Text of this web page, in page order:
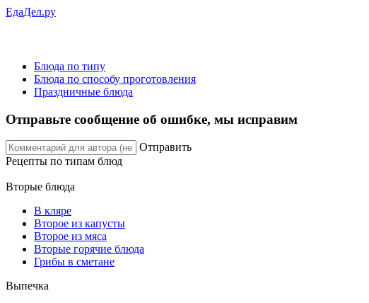
ЕдаДел.ру
Блюда по типу
Блюда по способу проготовления
Праздничные блюда
Отправьте сообщение об ошибке, мы исправим
Отправить
Рецепты по типам блюд
Вторые блюда
В кляре
Второе из капусты
Второе из мяса
Вторые горячие блюда
Грибы в сметане
Выпечка